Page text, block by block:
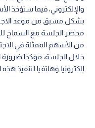
والإلكتروني، فيما ستؤخذ
بشكل مسبق من موعد
من الأسهم الممثلة في
خلال الجلسة، مؤكدا ضرورة
إلكترونيا وهاتفيا لتنفيذ هذه